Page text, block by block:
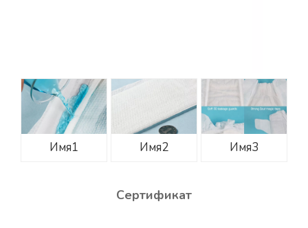
Имя1 Имя2 Имя3
Сертификат